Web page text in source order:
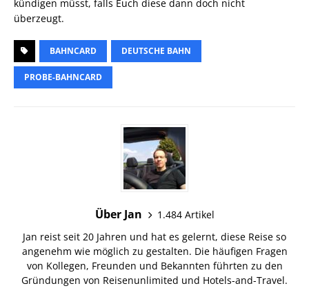
kündigen müsst, falls Euch diese dann doch nicht
überzeugt.
BAHNCARD DEUTSCHE BAHN
PROBE-BAHNCARD
Über Jan
1.484 Artikel
Jan reist seit 20 Jahren und hat es gelernt, diese Reise so
angenehm wie möglich zu gestalten. Die häufigen Fragen
von Kollegen, Freunden und Bekannten führten zu den
Gründungen von Reisenunlimited und Hotels-and-Travel.